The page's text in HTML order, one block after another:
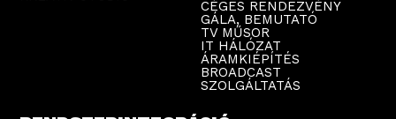
CÉGES RENDEZVÉNY
GÁLA, BEMUTATÓ
TV MŰSOR
IT HÁLÓZAT
ÁRAMKIÉPÍTÉS
BROADCAST
SZOLGÁLTATÁS